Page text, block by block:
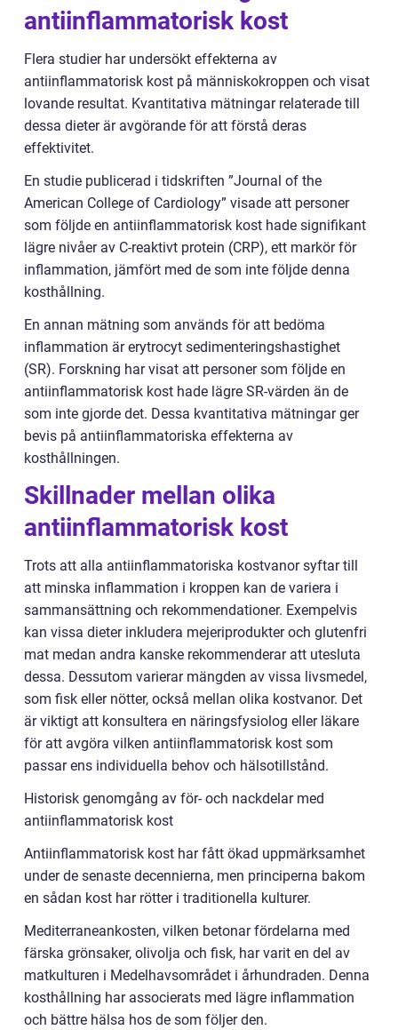
antiinflammatorisk kost
Flera studier har undersökt effekterna av
antiinflammatorisk kost på människokroppen och visat
lovande resultat. Kvantitativa mätningar relaterade till
dessa dieter är avgörande för att förstå deras
effektivitet.
En studie publicerad i tidskriften ”Journal of the
American College of Cardiology” visade att personer
som följde en antiinflammatorisk kost hade signifikant
lägre nivåer av C-reaktivt protein (CRP), ett markör för
inflammation, jämfört med de som inte följde denna
kosthållning.
En annan mätning som används för att bedöma
inflammation är erytrocyt sedimenteringshastighet
(SR). Forskning har visat att personer som följde en
antiinflammatorisk kost hade lägre SR-värden än de
som inte gjorde det. Dessa kvantitativa mätningar ger
bevis på antiinflammatoriska effekterna av
kosthållningen.
Skillnader mellan olika
antiinflammatorisk kost
Trots att alla antiinflammatoriska kostvanor syftar till
att minska inflammation i kroppen kan de variera i
sammansättning och rekommendationer. Exempelvis
kan vissa dieter inkludera mejeriprodukter och glutenfri
mat medan andra kanske rekommenderar att utesluta
dessa. Dessutom varierar mängden av vissa livsmedel,
som fisk eller nötter, också mellan olika kostvanor. Det
är viktigt att konsultera en näringsfysiolog eller läkare
för att avgöra vilken antiinflammatorisk kost som
passar ens individuella behov och hälsotillstånd.
Historisk genomgång av för- och nackdelar med
antiinflammatorisk kost
Antiinflammatorisk kost har fått ökad uppmärksamhet
under de senaste decennierna, men principerna bakom
en sådan kost har rötter i traditionella kulturer.
Mediterraneankosten, vilken betonar fördelarna med
färska grönsaker, olivolja och fisk, har varit en del av
matkulturen i Medelhavsområdet i århundraden. Denna
kosthållning har associerats med lägre inflammation
och bättre hälsa hos de som följer den.